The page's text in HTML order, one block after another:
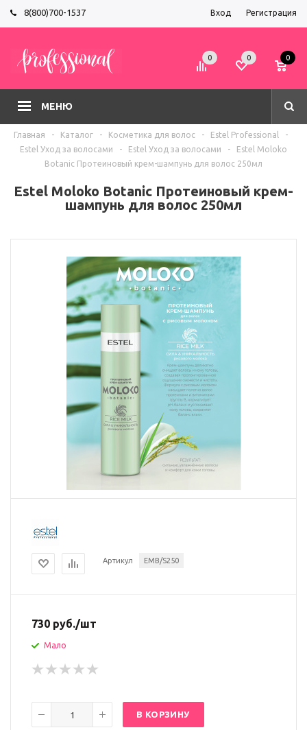
8(800)700-1537 Вход Регистрация
МЕНЮ
0 0 0
Главная - Каталог - Косметика для волос - Estel Professional
-
Estel Уход за волосами
- Estel Уход за волосами -
Estel Moloko
Botanic Протеиновый крем-шампунь для волос 250мл
Estel Moloko Botanic Протеиновый крем-
шампунь для волос 250мл
Артикул EMB/S250
730 руб./шт
Мало
В КОРЗИНУ